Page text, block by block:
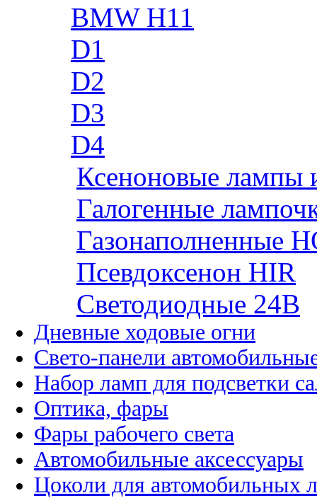
BMW H11
D1
D2
D3
D4
Ксеноновые лампы
Галогенные
Газонаполненные
Псевдоксенон HIR
Cветодиодные 24B
Дневные ходовые огни
Свето-панели
Набор ламп для подсветки
Оптика, фары
Фары рабочего света
Автомобильные аксессуары
Цоколи для автомобильных